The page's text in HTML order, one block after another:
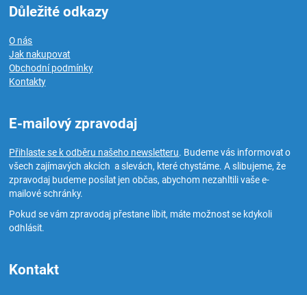
Důležité odkazy
O nás
Jak nakupovat
Obchodní podmínky
Kontakty
E-mailový zpravodaj
Přihlaste se k odběru našeho newsletteru. Budeme vás informovat o
všech zajímavých akcích a slevách, které chystáme. A slibujeme, že
zpravodaj budeme posílat jen občas, abychom nezahltili vaše e-
mailové schránky.
Pokud se vám zpravodaj přestane líbit, máte možnost se kdykoli
odhlásit.
Kontakt